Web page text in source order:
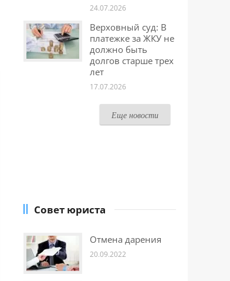
24.07.2026
Верховный суд: В
платежке за ЖКУ не
должно быть
долгов старше трех
лет
17.07.2026
Еще новости
Совет юриста
Отмена дарения
20.09.2022